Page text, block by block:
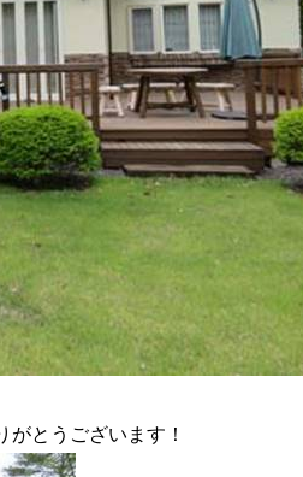
とうございます！